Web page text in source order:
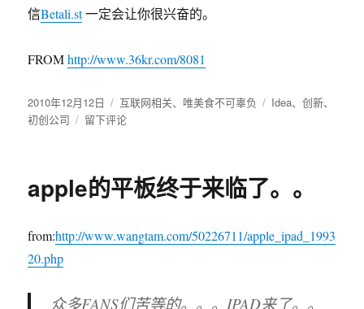
信Betali.st一定会让你很兴奋的。
FROMhttp://www.36kr.com/8081
发
布
2010年12月12日
分
类
互联网相关、 唯美食不可辜负
标
Idea、创新、
初创公司
于
第
间
留下评论
apple的平板终于来临了。。
from:http://www.wangtam.com/50226711/apple_ipad_1993
20.php
众多FANS们苦等的。。。IPAD来了。。